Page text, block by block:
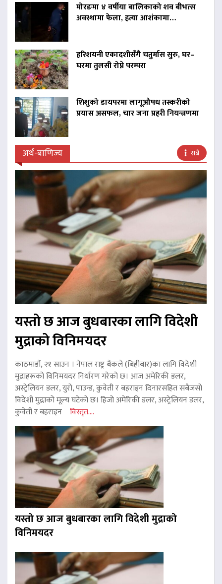
मोरङमा ४ वर्षीया बालिकाको शव बीभत्स
अवस्थामा फेला, हत्या आशंकामा…
हरिशयनी एकादशीसँगै चतुर्मास सुरु, घर–
घरमा तुलसी रोप्ने परम्परा
शिशुको डायपरमा लागूऔषध तस्करीको
प्रयास असफल, चार जना प्रहरी नियन्त्रणमा
अर्थ-बाणिज्य सबै
यस्तो छ आज बुधबारका लागि विदेशी
मुद्राको विनिमयदर
काठमाडौं, २१ साउन । नेपाल राष्ट्र बैंकले (बिहीबार)का लागि विदेशी
मुद्राहरूको विनिमयदर निर्धारण गरेको छ। आज अमेरिकी डलर,
अस्ट्रेलियन डलर, युरो, पाउन्ड, कुवेती र बहराइन दिनारसहित सबैजसो
विदेशी मुद्राको मूल्य घटेको छ। हिजो अमेरिकी डलर, अस्ट्रेलियन डलर,
कुवेती र बहराइन विस्तृत....
यस्तो छ आज बुधबारका लागि विदेशी मुद्राको
विनिमयदर